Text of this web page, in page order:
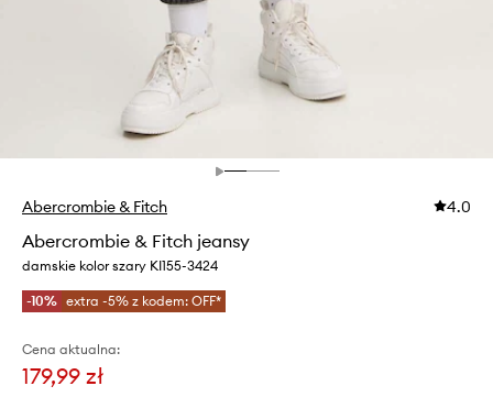
Abercrombie & Fitch 4.0
Abercrombie & Fitch jeansy
damskie kolor szary KI155-3424
-10% extra -5% z kodem: OFF*
Cena aktualna:
179,99 zł